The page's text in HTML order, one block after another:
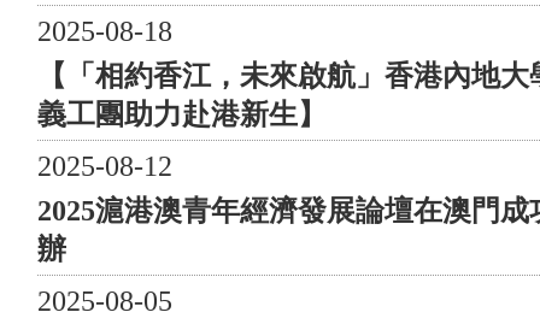
的25天內，你可以自行設計路線，用任意APP記錄健步軌
25的健步軌跡、25公里、紫荊花健步軌跡等都可以獲得我
們的健步獎牌哦！詳情請關注“滬港青年會”公眾號後續發
佈。
青年興，則國家興。青年是國家的未來和希望。由衷地希
望，此次活動能成為滬港青年交流的一座新橋樑，全面落
實黨的二十大精神，有助於青年探索新路向，且能促進香
港與祖國內地共同和諧發展，乃至促進世界和平。 “滬
2025-08-18
【「相約香江，未來啟航」香港內地大
義工團助力赴港新生】
2025-08-12
2025滬港澳青年經濟發展論壇在澳門成
辦
2025-08-05